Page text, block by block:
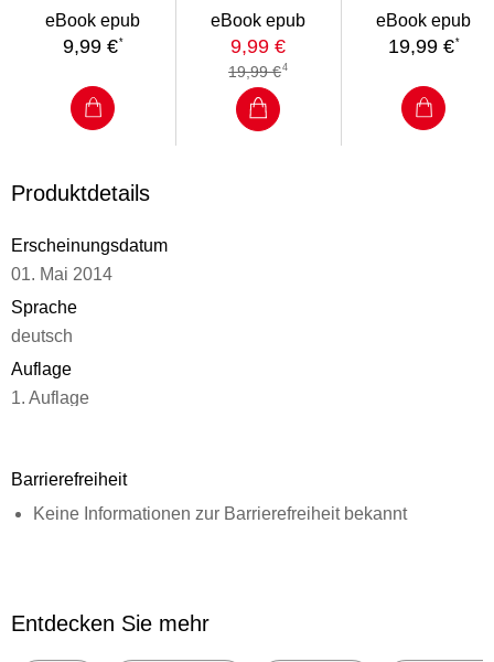
eBook epub
9,99 €*
eBook epub
9,99 €
19,99 €4
eBook epub
19,99 €*
Produktdetails
Erscheinungsdatum
01. Mai 2014
Sprache
deutsch
Auflage
1. Auflage
2,54 MB
Autor/Autorin
Barrierefreiheit
Keine Informationen zur Barrierefreiheit bekannt
Entdecken Sie mehr